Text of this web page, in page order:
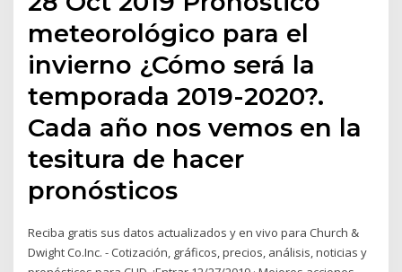
meteorológico para el
invierno ¿Cómo será la
temporada 2019-2020?.
Cada año nos vemos en la
tesitura de hacer
pronósticos
Reciba gratis sus datos actualizados y en vivo para Church &
Dwight Co.Inc. - Cotización, gráficos, precios, análisis, noticias y